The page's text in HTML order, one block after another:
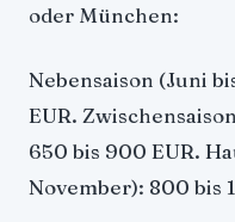
oder München:
Nebensaison (Juni
EUR.
650 bis 900 EUR.
November): 800 bis